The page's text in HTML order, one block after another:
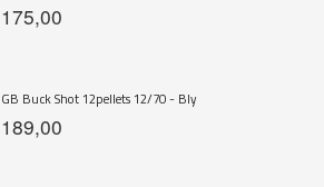
175,00
GB Buck Shot 12pellets 12/70 - Bly
189,00